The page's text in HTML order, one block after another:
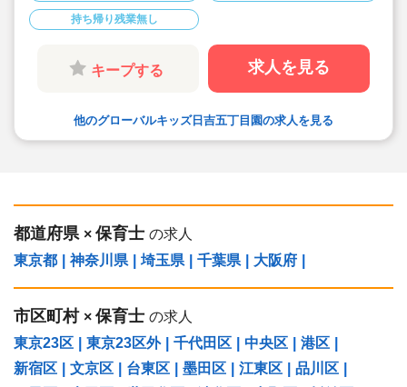
◆会社独自の休暇制度がありますので、独身、既
婚者問わずノビノビと働きやすい環境です。
◆宿舎借上げ制度利用可能です！
◆職員間の人間関係を大事にしています。チーム
保育で新しい仲間も皆でサポート。新卒で不安な
方、中途で馴染めるか不安な方ブランク空けの
方、別業種からのキャリアチェンジの方！どんな
方でもチームでサポートしあいながら保育をする
◆キャリアアップしていきたい方も大歓迎！挑戦
務でき成長し続けられる環境が整っています。
持ち帰り残業無し
キープする 求人を見る
他のグローバルキッズ日吉五丁目園の求人を見る
都道府県 × 保育士 の求人
東京都
神奈川県 埼玉県 千葉県 大阪府
市区町村 × 保育士 の求人
東京23区
東京23区外 千代田区 中央区 港区
新宿区
文京区 台東区 墨田区 江東区 品川区